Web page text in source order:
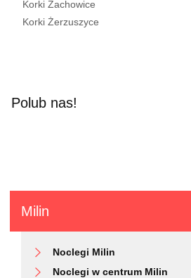
Korki Zachowice
Korki Żerzuszyce
Polub nas!
Milin
Noclegi Milin
Noclegi w centrum Milin